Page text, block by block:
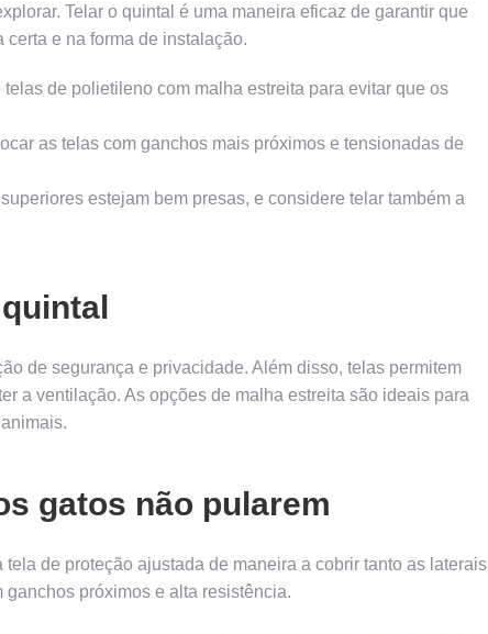
Telar o quintal é uma maneira eficaz de garantir que
e na forma de instalação.
de polietileno com malha estreita para evitar que os
as telas com ganchos mais próximos e tensionadas de
estejam bem presas, e considere telar também a
de segurança e privacidade. Além disso, telas permitem
a ventilação. As opções de malha estreita são ideais para
gatos não pularem
de proteção ajustada de maneira a cobrir tanto as laterais
próximos e alta resistência.